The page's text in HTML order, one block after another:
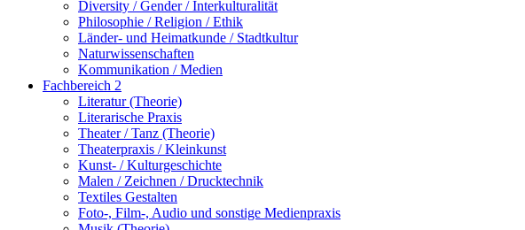
Diversity / Gender / Interkulturalität
Philosophie / Religion / Ethik
Länder- und Heimatkunde / Stadtkultur
Naturwissenschaften
Kommunikation / Medien
Fachbereich 2
Literatur (Theorie)
Literarische Praxis
Theater / Tanz (Theorie)
Theaterpraxis / Kleinkunst
Kunst- / Kulturgeschichte
Malen / Zeichnen / Drucktechnik
Textiles Gestalten
Foto-, Film-, Audio und sonstige Medienpraxis